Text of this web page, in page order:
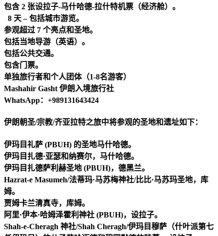
包含 2 张设拉子-马什哈德-拉什特机票（经济舱）。
8 天 – 包括城市游览。
参观超过 7 个亮点和圣地。
包括当地导游（英语）。
包括公共交通。
包含门票。
单独旅行者和个人团体（1-8名游客）
Mashahir Gasht 伊朗入境旅行社
WhatsApp：+989131643424
伊朗朝圣/宗教/齐亚拉特之旅中将参观的圣地和遗址如下：
伊玛目礼萨 (PBUH) 的圣地马什哈德。
伊玛目扎德·亚瑟和纳赛尔，马什哈德。
伊玛目扎德萨利赫圣地 (PBUH)，德黑兰。
Hazrat-e Masumeh/法蒂玛·马苏梅神社/比比·马苏玛圣地，库
姆。
贾姆卡兰清真寺，库姆。
阿里·伊本·哈姆泽霍利神社 (PBUH)，设拉子。
Shah-e-Cheragh 神社/Shah Cheragh/伊玛目穆萨（什叶派第七